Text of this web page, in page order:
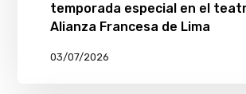
temporada especial en el
Alianza Francesa de Lima
03/07/2026